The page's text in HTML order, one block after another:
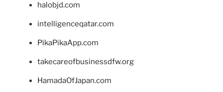
halobjd.com
intelligenceqatar.com
PikaPikaApp.com
takecareofbusinessdfw.org
HamadaOfJapan.com